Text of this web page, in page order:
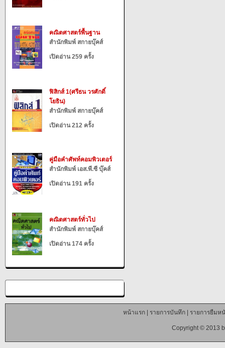
คณิตศาสตร์พื้นฐาน
สำนักพิมพ์ สกายบุ๊คส์
เปิดอ่าน 259 ครั้ง
ฟิสิกส์ 1(ศรีธน วรศักดิ์
โยธิน)
สำนักพิมพ์ สกายบุ๊คส์
เปิดอ่าน 212 ครั้ง
คู่มือคำศัพท์คอมพิวเตอร์
สำนักพิมพ์ เอส.พี.ซี บุ๊คส์
เปิดอ่าน 191 ครั้ง
คณิตศาสตร์ทั่วไป
สำนักพิมพ์ สกายบุ๊คส์
เปิดอ่าน 174 ครั้ง
หน้าแรก| รายการบันทึก| รายการยืมห
Copyright © 2013